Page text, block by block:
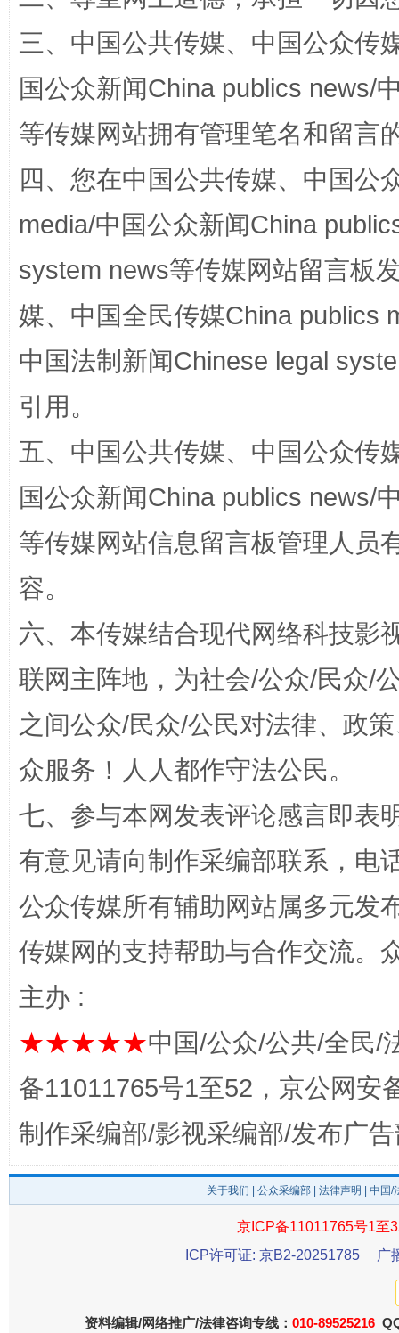
国家大学科技园优化重塑工作
扯下公款旅游的“隐身衣” 如何以
完善运行机制助力责任有效落实
东山县通报“牛蛙产品抗生素超标问题”
一
三、中国公共传媒、中国公众传
国公众新闻China publics news/
等传媒网站拥有管理笔名和留言
四、您在中国公共传媒、中国公
media/中国公众新闻China
system news等传媒网站留言板
媒、中国全民传媒China publics
中国法制新闻Chinese legal
引用。
五、中国公共传媒、中国公众传
国公众新闻China publics news/
等传媒网站信息留言板管理人员
容。
六、本传媒结合现代网络科技影
联网主阵地，为社会/公众/民众/
之间公众/民众/公民对法律、政
众服务！人人都作守法公民。
七、参与本网发表评论感言即表
有意见请向制作采编部联系，电
公众传媒所有辅助网站属多元发
传媒网的支持帮助与合作交流。
主办 :
★★★★★中国/公众/公共/全民/
备11011765号1至52，京公网安
制作采编部/影视采编部/发布广
关于我们 公众采编部 法律声明 | 中国
京ICP备11011765号1至
ICP许可证: 京B2-20251785
广
资料编辑/网络推广/法律咨询专线： 010-89525216